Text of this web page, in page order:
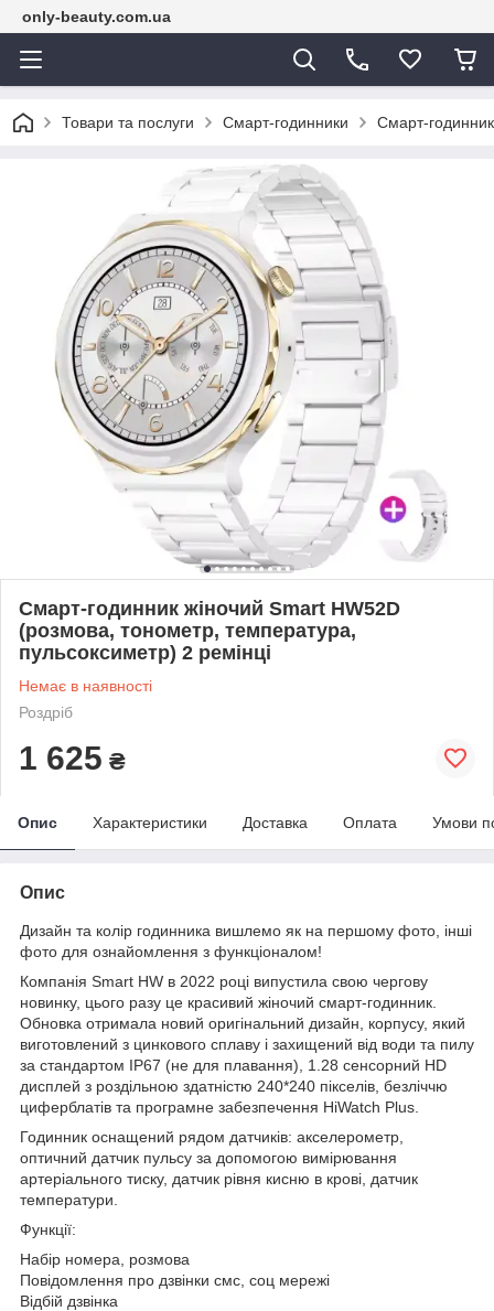
only-beauty.com.ua
Товари та послуги Смарт-годинники Смарт-
Смарт-годинник жіночий Smart HW52D
(розмова, тонометр, температура,
пульсоксиметр) 2 ремінці
Немає в наявності
Роздріб
1 625 ₴
Опис Характеристики Доставка Оплата Умови
Опис
Дизайн та колір годинника вишлемо як на першому фото, інші
фото для ознайомлення з функціоналом!
Компанія Smart HW в 2022 році випустила свою чергову
новинку, цього разу це красивий жіночий смарт-годинник.
Обновка отримала новий оригінальний дизайн, корпусу, який
виготовлений з цинкового сплаву і захищений від води та пилу
за стандартом IP67 (не для плавання), 1.28 сенсорний HD
дисплей з роздільною здатністю 240*240 пікселів, безліччю
циферблатів та програмне забезпечення HiWatch Plus.
Годинник оснащений рядом датчиків: акселерометр,
оптичний датчик пульсу за допомогою вимірювання
артеріального тиску, датчик рівня кисню в крові, датчик
температури.
Функції:
Набір номера, розмова
Повідомлення про дзвінки смс, соц мережі
Відбій дзвінка